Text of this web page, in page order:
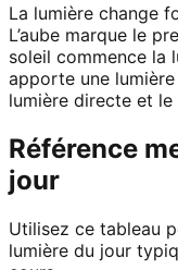
La lumière change
L’aube marque le
soleil commence la
apporte une
lumière directe et
Référence
jour
Utilisez ce tableau
lumière du jour